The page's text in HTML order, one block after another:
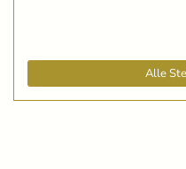
Alle